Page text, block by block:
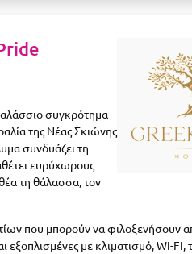
συγκρότημα
της Νέας Σκιώνης
συνδυάζει τη
ευρύχωρους
τη θάλασσα, τον
που μπορούν να φιλοξενήσουν
εξοπλισμένες με κλιματισμό, Wi-Fi,